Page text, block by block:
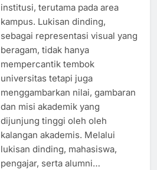
institusi, terutama pada area
kampus. Lukisan dinding,
sebagai representasi visual yang
beragam, tidak hanya
mempercantik tembok
universitas tetapi juga
menggambarkan nilai, gambaran
dan misi akademik yang
dijunjung tinggi oleh oleh
kalangan akademis. Melalui
lukisan dinding, mahasiswa,
pengajar, serta alumni…